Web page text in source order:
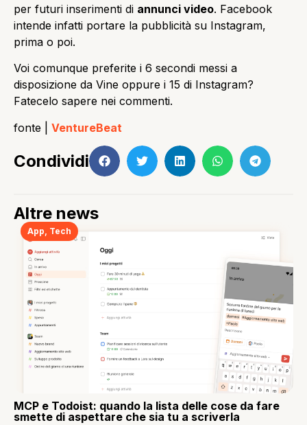
per futuri inserimenti di annunci video. Facebook
intende infatti portare la pubblicità su Instagram,
prima o poi.
Voi comunque preferite i 6 secondi messi a
disposizione da Vine oppure i 15 di Instagram?
Fatecelo sapere nei commenti.
fonte | VentureBeat
Condividi
Altre news
App, Tech
MCP e Todoist: quando la lista delle cose da fare
smette di aspettare che sia tu a scriverla